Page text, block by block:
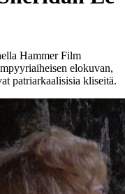
Hammer Film
elokuvan,
patriarkaalisisia kliseitä.